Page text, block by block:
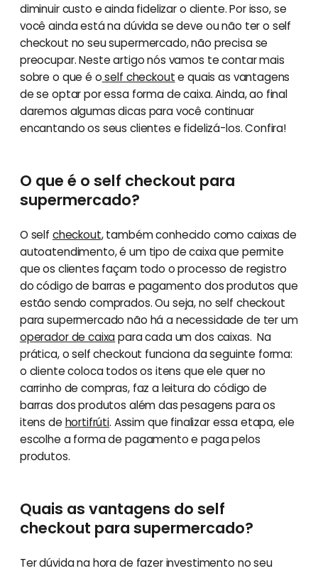
diminuir custo e ainda fidelizar o cliente. Por isso, se
você ainda está na dúvida se deve ou não ter o self
checkout no seu supermercado, não precisa se
preocupar. Neste artigo nós vamos te contar mais
sobre o que é oself checkoute quais as vantagens
de se optar por essa forma de caixa. Ainda, ao final
daremos algumas dicas para você continuar
encantando os seus clientes e fidelizá-los. Confira!
O que é o self checkout para
supermercado?
O self checkout, também conhecido como caixas de
autoatendimento, é um tipo de caixa que permite
que os clientes façam todo o processo de registro
do código de barras e pagamento dos produtos que
estão sendo comprados. Ou seja, no self checkout
para supermercado não há a necessidade de ter um
operador de caixapara cada um dos caixas. Na
prática, o self checkout funciona da seguinte forma:
o cliente coloca todos os itens que ele quer no
carrinho de compras, faz a leitura do código de
barras dos produtos além das pesagens para os
itens de hortifrúti. Assim que finalizar essa etapa, ele
escolhe a forma de pagamento e paga pelos
produtos.
Quais as vantagens do self
checkout para supermercado?
Ter dúvida na hora de fazer investimento no seu